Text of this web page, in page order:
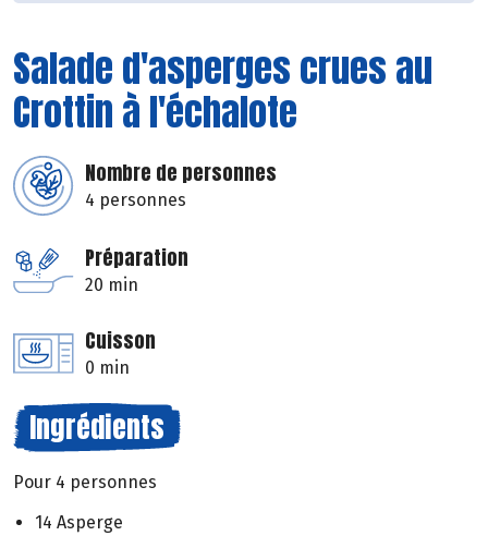
Salade d'asperges crues au
Crottin à l'échalote
Nombre de personnes
4 personnes
Préparation
20 min
Cuisson
0 min
Ingrédients
Pour 4 personnes
14 Asperge